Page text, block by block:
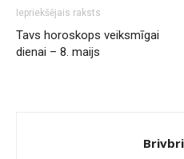
Iepriekšējais raksts
Tavs horoskops veiksmīgai
dienai – 8. maijs